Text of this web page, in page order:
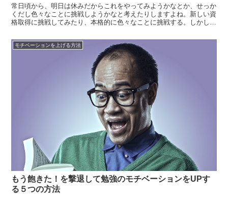
常日頃から、明日は休みだからこれをやってみようかなとか、せっか
くだし色々なことに挑戦しようかなと考えたりしますよね。新しい資
格取得に挑戦してみたり、本格的に色々なことに挑戦する。しかし、
局だらだらと一日が終わってしまった、、、、なんて事の繰り返し。
きっと誰に...
モチベーションを上げる方法
もう飽きた！を撃退して勉強のモチベーションをUPす
る５つの方法